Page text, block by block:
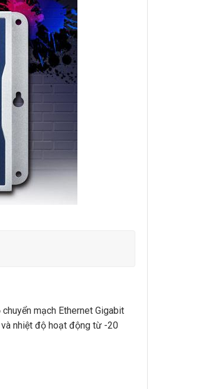
mạch Ethernet Gigabit
nhiệt độ hoạt động từ -20